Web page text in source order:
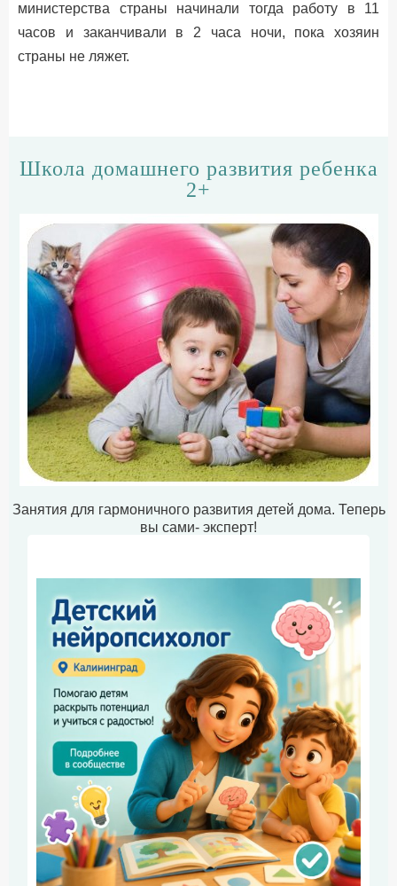
министерства страны начинали тогда работу в 11
часов и заканчивали в 2 часа ночи, пока хозяин
страны не ляжет.
Школа домашнего развития ребенка
2+
Занятия для гармоничного развития детей дома. Теперь
вы сами- эксперт!